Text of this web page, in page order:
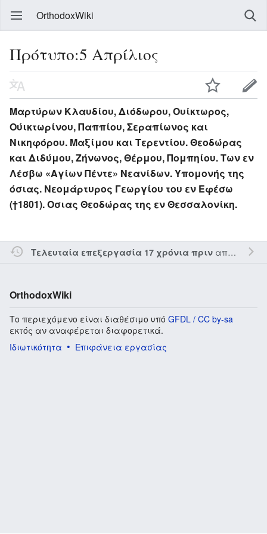
OrthodoxWiki
Πρότυπο:5 Απρίλιος
Μαρτύρων Κλαυδίου, Διόδωρου, Ουίκτωρος,
Ούικτωρίνου, Παππίου, Σεραπίωνος και
Νικηφόρου. Μαξίμου και Τερεντίου. Θεοδώρας
και Διδύμου, Ζήνωνος, Θέρμου, Πομπηίου. Των εν
Λέσβω «Αγίων Πέντε» Νεανίδων. Υπομονής της
όσιας. Νεομάρτυρος Γεωργίου του εν Εφέσω
(†1801). Οσιας Θεοδώρας της εν Θεσσαλονίκη.
Τελευταία επεξεργασία 17 χρόνια πριναπό τον την
OrthodoxWiki
Το περιεχόμενο είναι διαθέσιμο υπό GFDL / CC by-sa
εκτός αν αναφέρεται διαφορετικά.
Ιδιωτικότητα
Επιφάνεια εργασίας